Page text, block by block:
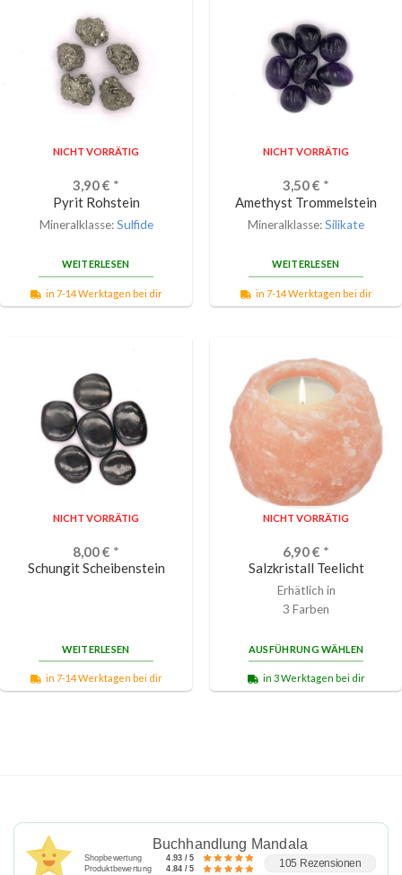
NICHT VORRÄTIG
3,90€ *
Pyrit Rohstein
Mineralklasse:Sulfide
WEITERLESEN
in 7-14 Werktagen bei dir
NICHT VORRÄTIG
3,50€ *
Amethyst Trommelstein
Mineralklasse:Silikate
WEITERLESEN
in 7-14 Werktagen bei dir
NICHT VORRÄTIG
8,00€ *
Schungit Scheibenstein
WEITERLESEN
in 7-14 Werktagen bei dir
NICHT VORRÄTIG
6,90€ *
Salzkristall Teelicht
Erhätlich in
3 Farben
AUSFÜHRUNG WÄHLEN
in 3 Werktagen bei dir
Buchhandlung Mandala
Shopbewertung 4.93 / 5
Produktbewertung 4.84 / 5 105 Rezensionen